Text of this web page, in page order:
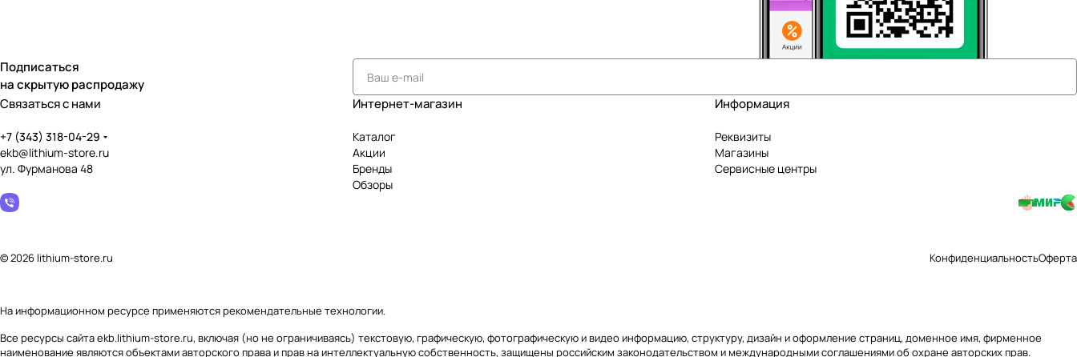
Подписаться
на скрытую распродажу
Связаться с нами
+7 (343) 318-04-29
ekb@lithium-store.ru
ул. Фурманова 48
Интернет-магазин
Каталог
Акции
Бренды
Обзоры
Информация
Реквизиты
Магазины
Сервисные центры
© 2026 lithium-store.ru КонфиденциальностьОферта
На информационном ресурсе применяютсярекомендательные технологии.
Все ресурсы сайта ekb.lithium-store.ru, включая (но не ограничиваясь) текстовую, графическую, фотографическую и видео информацию, структуру, дизайн и оформление страниц, доменное имя, фирменное
наименование являются объектами авторского права и прав на интеллектуальную собственность, защищены российским законодательством и международными соглашениями об охране авторских прав.